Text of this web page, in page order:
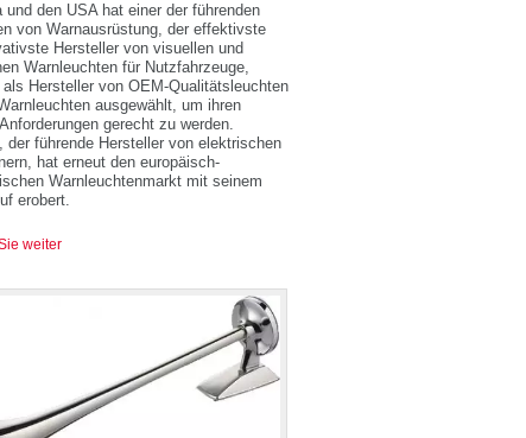
und den USA hat einer der führenden
von Warnausrüstung, der effektivste
Hersteller von visuellen und
Warnleuchten für Nutzfahrzeuge,
als Hersteller von OEM-Qualitätsleuchten
ausgewählt, um ihren
gerecht zu werden.
der führende Hersteller von elektrischen
hat erneut den europäisch-
Warnleuchtenmarkt mit seinem
erobert.
weiter